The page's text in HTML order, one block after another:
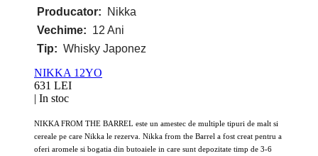
Producator:
Nikka
Vechime: 12 Ani
Tip: Whisky Japonez
NIKKA 12YO
631 LEI
| In stoc
NIKKA FROM THE BARREL este un amestec de multiple tipuri de malt si
cereale pe care Nikka le rezerva. Nikka from the Barrel a fost creat pentru a
oferi aromele si bogatia din butoaiele in care sunt depozitate timp de 3-6